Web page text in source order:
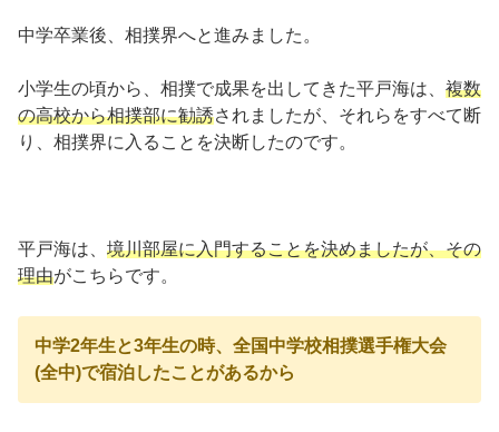
中学卒業後、相撲界へと進みました。
小学生の頃から、相撲で成果を出してきた平戸海は、 複数
の高校から相撲部に勧誘されましたが、それらをすべて断
り、相撲界に入ることを決断したのです。
平戸海は、 境川部屋に入門することを決めましたが、その
理由がこちらです。
中学2年生と3年生の時、全国中学校相撲選手権大会
(全中)で宿泊したことがあるから